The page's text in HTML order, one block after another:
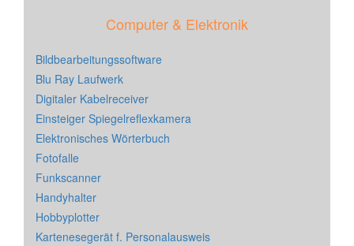
Computer & Elektronik
Bildbearbeitungssoftware
Blu Ray Laufwerk
Digitaler Kabelreceiver
Einsteiger Spiegelreflexkamera
Elektronisches Wörterbuch
Fotofalle
Funkscanner
Handyhalter
Hobbyplotter
Kartenesegerät f. Personalausweis